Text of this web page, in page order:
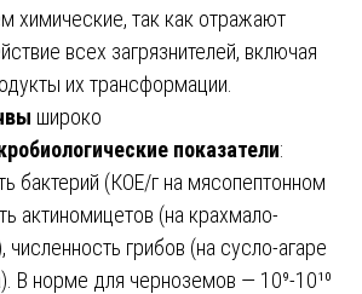
химические, так как отражают
всех загрязнителей, включая
их трансформации.
широко
показатели:
бактерий (КОЕ/г на мясопептонном
актиномицетов (на крахмало-
грибов (на сусло-агаре
В норме для черноземов — 10⁹-10¹⁰